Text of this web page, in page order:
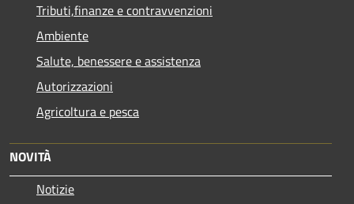
Tributi,finanze e contravvenzioni
Ambiente
Salute, benessere e assistenza
Autorizzazioni
Agricoltura e pesca
NOVITÀ
Notizie